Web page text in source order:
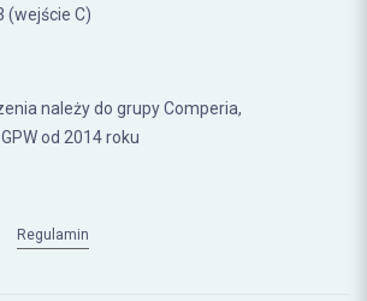
(wejście C)
należy do grupy Comperia,
od 2014 roku
Regulamin